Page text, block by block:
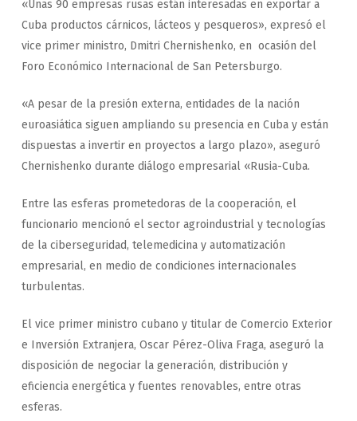
«Unas 90 empresas rusas están interesadas en exportar a
Cuba productos cárnicos, lácteos y pesqueros», expresó el
vice primer ministro, Dmitri Chernishenko, en ocasión del
Foro Económico Internacional de San Petersburgo.
«A pesar de la presión externa, entidades de la nación
euroasiática siguen ampliando su presencia en Cuba y están
dispuestas a invertir en proyectos a largo plazo», aseguró
Chernishenko durante diálogo empresarial «Rusia-Cuba.
Entre las esferas prometedoras de la cooperación, el
funcionario mencionó el sector agroindustrial y tecnologías
de la ciberseguridad, telemedicina y automatización
empresarial, en medio de condiciones internacionales
turbulentas.
El vice primer ministro cubano y titular de Comercio Exterior
e Inversión Extranjera, Oscar Pérez-Oliva Fraga, aseguró la
disposición de negociar la generación, distribución y
eficiencia energética y fuentes renovables, entre otras
esferas.